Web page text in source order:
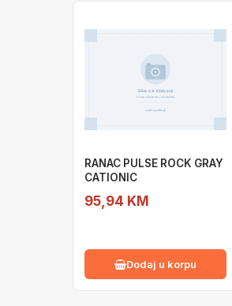
RANAC PULSE ROCK GRAY
CATIONIC
95,94 KM
Dodaj u korpu